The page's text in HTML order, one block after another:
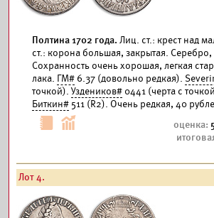
Полтина 1702 года. Лиц. ст.: крест над
ст.: корона большая, закрытая. Серебро,
Сохранность очень хорошая, легкая
лака. ГМ# 6.37 (довольно редкая).
точкой). Уздеников# 0441 (черта с
Биткин# 511 (R2). Очень редкая, 40
Лот 4.